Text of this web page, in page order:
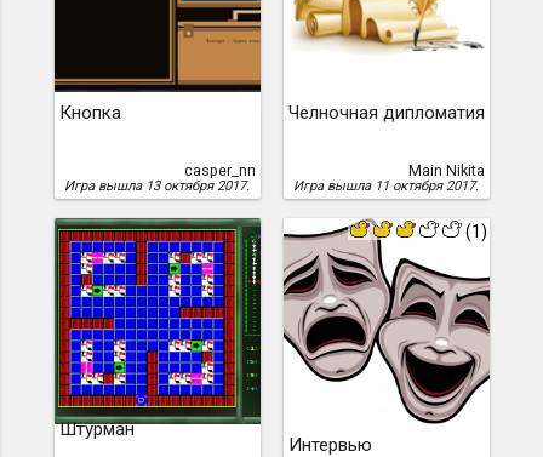
Кнопка
casper_nn
Игра вышла 13 октября 2017.
Челночная дипломатия
Main Nikita
Игра вышла 11 октября 2017.
Штурман
(1)
Интервью